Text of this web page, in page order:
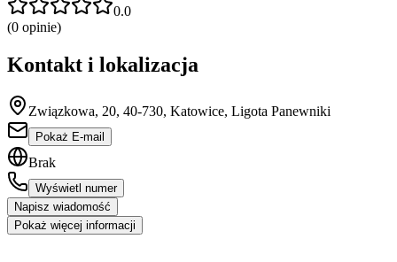
0.0
(0 opinie)
Kontakt i lokalizacja
Związkowa, 20, 40-730, Katowice, Ligota Panewniki
Pokaż E-mail
Brak
Wyświetl numer
Napisz wiadomość
Pokaż więcej informacji